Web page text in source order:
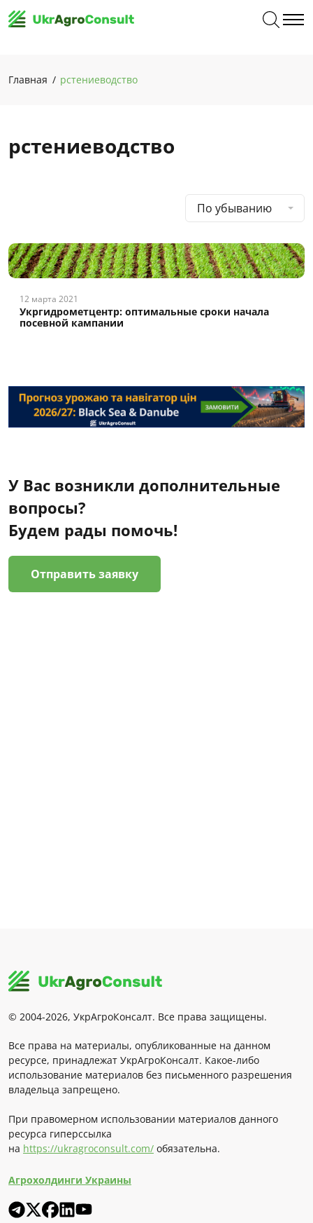
Главная рстениеводство
рстениеводство
По убыванию
12 марта 2021
Укргидрометцентр: оптимальные сроки начала
посевной кампании
У Вас возникли дополнительные
вопросы?
Будем рады помочь!
Отправить заявку
© 2004-2026, УкрАгроКонсалт. Все права защищены.
Все права на материалы, опубликованные на данном
ресурсе, принадлежат УкрАгроКонсалт. Какое-либо
использование материалов без письменного разрешения
владельца запрещено.
При правомерном использовании материалов данного
ресурса гиперссылка
на https://ukragroconsult.com/ обязательна.
Агрохолдинги Украины